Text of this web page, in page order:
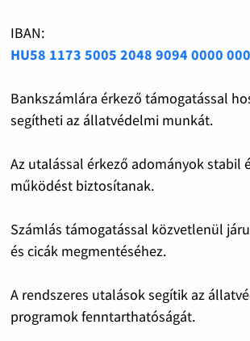
IBAN:
HU58 1173 5005 2048 9094 0000
Bankszámlára érkező támogatással
segítheti az állatvédelmi munkát.
Az utalással érkező adományok stabil
működést biztosítanak.
Számlás támogatással közvetlenül
és cicák megmentéséhez.
A rendszeres utalások segítik az
programok fenntarthatóságát.